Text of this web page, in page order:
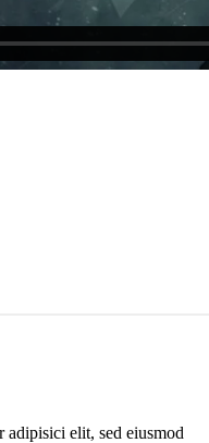
adipisici elit, sed eiusmod